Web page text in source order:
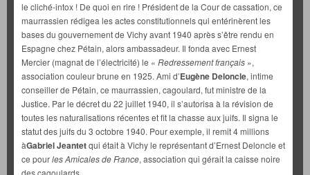
le cliché-intox ! De quoi en rire ! Président de la Cour de cassation, ce
maurrassien rédigea les actes constitutionnels qui entérinèrent les
bases du gouvernement de Vichy avant 1940 après s’être rendu en
Espagne chez Pétain, alors ambassadeur. Il fonda avec Ernest
Mercier (magnat de l’électricité) le « Redressement français »,
association couleur brune en 1925. Ami d’Eugène Deloncle, intime
conseiller de Pétain, ce maurrassien, cagoulard, fut ministre de la
Justice. Par le décret du 22 juillet 1940, il s’autorisa à la révision de
toutes les naturalisations récentes et fit la chasse aux juifs. Il signa le
statut des juifs du 3 octobre 1940. Pour exemple, il remit 4 millions
àGabriel Jeantetqui était à Vichy le représentant d’Ernest Deloncle et
ce pourles Amicales de France, association qui gérait la caisse noire
des cagoulards.